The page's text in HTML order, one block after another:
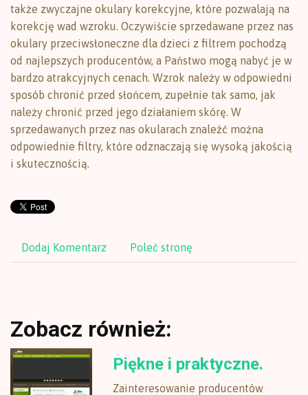
także zwyczajne okulary korekcyjne, które pozwalają na
korekcję wad wzroku. Oczywiście sprzedawane przez nas
okulary przeciwsłoneczne dla dzieci z filtrem pochodzą
od najlepszych producentów, a Państwo mogą nabyć je w
bardzo atrakcyjnych cenach. Wzrok należy w odpowiedni
sposób chronić przed słońcem, zupełnie tak samo, jak
należy chronić przed jego działaniem skórę. W
sprzedawanych przez nas okularach znaleźć można
odpowiednie filtry, które odznaczają się wysoką jakością
i skutecznością.
Dodaj Komentarz Poleć stronę
Zobacz również:
Piękne i praktyczne.
Zainteresowanie producentów